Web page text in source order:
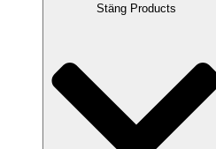
Stäng Products